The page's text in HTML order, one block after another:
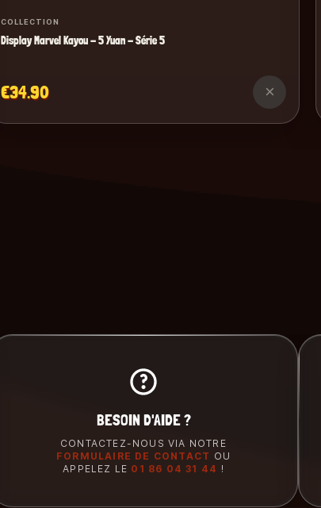
COLLECTION
Display Marvel Kayou - 5 Yuan - Série 5
€34.90 ×
BESOIN D'AIDE ?
CONTACTEZ-NOUS VIA NOTRE
FORMULAIRE DE CONTACT OU
APPELEZ LE 01 86 04 31 44 !